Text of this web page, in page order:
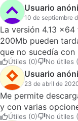
Usuario
10 de septiembre
La versión 4.13
200Mb pueden
que no sucedía
Útiles (0) No útiles
Usuario
23 de abril de
Me permite
y con varias
Útiles (0) No útiles